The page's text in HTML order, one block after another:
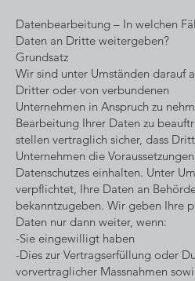
Datenbearbeitung – In welchen
Daten an Dritte weitergeben?
Grundsatz
Wir sind unter Umständen darauf
Dritter oder von verbundenen
Unternehmen in Anspruch zu
Bearbeitung Ihrer Daten zu
stellen vertraglich sicher, dass
Unternehmen die
Datenschutzes einhalten. Unter
verpflichtet, Ihre Daten an
bekanntzugeben. Wir geben Ihre
Daten nur dann weiter, wenn:
-Sie eingewilligt haben
-Dies zur Vertragserfüllung oder
vorvertraglicher Massnahmen